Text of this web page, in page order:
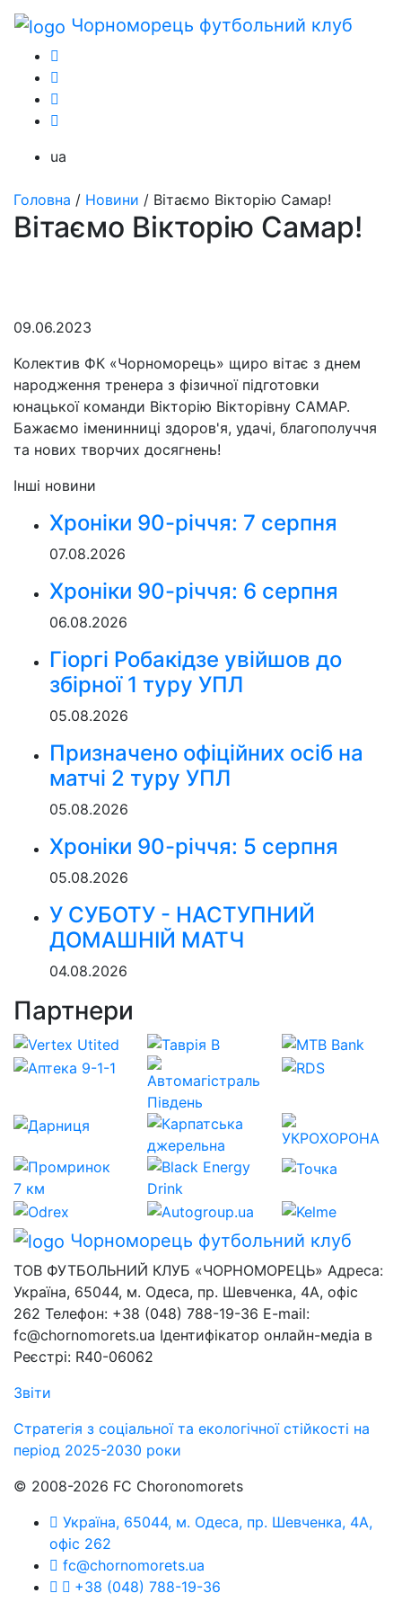
Чорноморець футбольний клуб
ua
Головна / Новини / Вітаємо Вікторію Самар!
Вітаємо Вікторію Самар!
09.06.2023
Колектив ФК «Чорноморець» щиро вітає з днем
народження тренера з фізичної підготовки
юнацької команди Вікторію Вікторівну САМАР.
Бажаємо іменинниці здоров'я, удачі, благополуччя
та нових творчих досягнень!
Інші новини
Хроніки 90-річчя: 7 серпня
07.08.2026
Хроніки 90-річчя: 6 серпня
06.08.2026
Гіоргі Робакідзе увійшов до
збірної 1 туру УПЛ
05.08.2026
Призначено офіційних осіб на
матчі 2 туру УПЛ
05.08.2026
Хроніки 90-річчя: 5 серпня
05.08.2026
У СУБОТУ - НАСТУПНИЙ
ДОМАШНІЙ МАТЧ
04.08.2026
Партнери
Чорноморець футбольний клуб
ТОВ ФУТБОЛЬНИЙ КЛУБ «ЧОРНОМОРЕЦЬ» Адреса:
Україна, 65044, м. Одеса, пр. Шевченка, 4А, офіс
262 Телефон: +38 (048) 788-19-36 E-mail:
fc@chornomorets.ua Ідентифікатор онлайн-медіа в
Реєстрі: R40-06062
Звіти
Стратегія з соціальної та екологічної стійкості на
період 2025-2030 роки
© 2008-2026 FC Choronomorets
Україна, 65044, м. Одеса, пр. Шевченка, 4А,
офіс 262
fc@chornomorets.ua
+38 (048) 788-19-36